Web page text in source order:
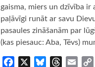
gaisma, miers un dzīvība
paļāvīgi runāt ar savu
pasaules zināšanām par
(kas piesauc: Aba, Tēvs)
Facebook BlueskyThreads
Email